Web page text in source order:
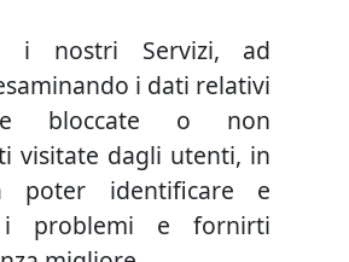
i nostri Servizi, ad
i dati relativi
bloccate o non
visitate dagli utenti, in
poter identificare e
i problemi e fornirti